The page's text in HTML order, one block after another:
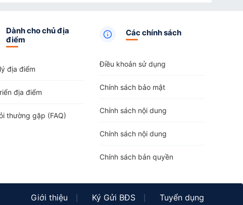
Dành cho chủ địa
điểm
địa điểm
địa điểm
thường gặp (FAQ)
Các chính sách
Điều khoản sử dụng
Chính sách bảo mật
Chính sách nội dung
Chính sách nội dung
Chính sách bản quyền
Giới thiệu Ký Gửi BĐS Tuyển dụng